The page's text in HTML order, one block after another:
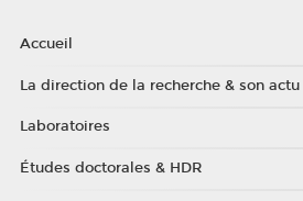
Accueil
La direction de la recherche & son actu
Laboratoires
Études doctorales & HDR